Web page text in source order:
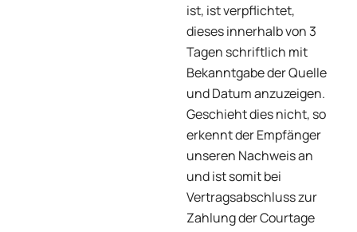
ist, ist verpflichtet,
dieses innerhalb von 3
Tagen schriftlich mit
Bekanntgabe der Quelle
und Datum anzuzeigen.
Geschieht dies nicht, so
erkennt der Empfänger
unseren Nachweis an
und ist somit bei
Vertragsabschluss zur
Zahlung der Courtage